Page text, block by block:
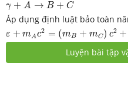
γ + A → B + C
Áp dụng định luật bảo toàn
ε + mAc2 = (mB + mC) c2 +
+ m A c2= mB + C + W B
Luyện bài tập